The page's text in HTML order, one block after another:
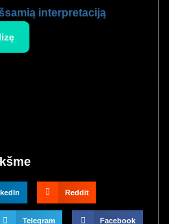
interpretaciją
Reddit
Telegram Facebook